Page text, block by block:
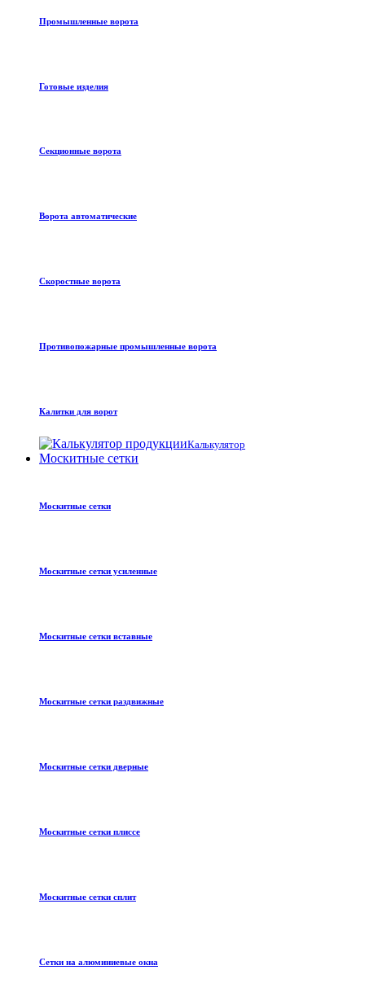
Промышленные ворота
Готовые изделия
Секционные ворота
Ворота автоматические
Скоростные ворота
Противопожарные промышленные ворота
Калитки для ворот
Калькулятор
Москитные сетки
Москитные сетки
Москитные сетки усиленные
Москитные сетки вставные
Москитные сетки раздвижные
Москитные сетки дверные
Москитные сетки плиссе
Москитные сетки сплит
Сетки на алюминиевые окна